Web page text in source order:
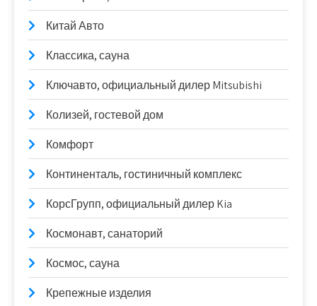
Китай Авто
Классика, сауна
Ключавто, официальный дилер Mitsubishi
Колизей, гостевой дом
Комфорт
Континенталь, гостиничный комплекс
КорсГрупп, официальный дилер Kia
Космонавт, санаторий
Космос, сауна
Крепежные изделия